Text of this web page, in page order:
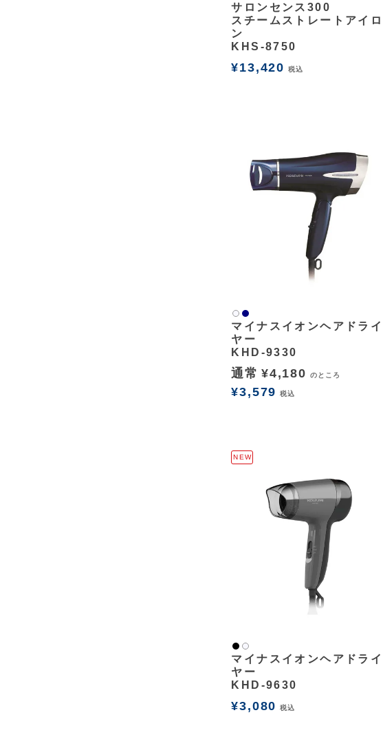
サロンセンス300
スチームストレートアイロ
ン
KHS-8750
¥13,420 税込
白2ネイビー
マイナスイオンヘアドライ
ヤー
KHD-9330
通常 ¥4,180 のところ
¥3,579 税込
NEW
黒 白2
マイナスイオンヘアドライ
ヤー
KHD-9630
¥3,080 税込